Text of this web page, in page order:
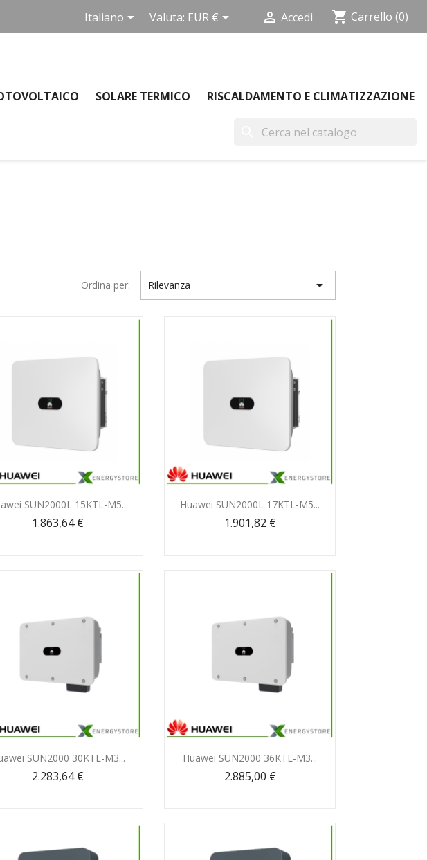
Italiano Valuta: EUR €  Accedi shopping_cart Carrello (0)
SOLARE TERMICO RISCALDAMENTO E CLIMATIZZAZIONE
Ordina per: Rilevanza 
Anteprima
SUN2000L 15KTL-M5...
1.863,64 €
Anteprima
Huawei SUN2000L 17KTL-M5...
1.901,82 €
Anteprima
SUN2000 30KTL-M3...
2.283,64 €
Anteprima
Huawei SUN2000 36KTL-M3...
2.885,00 €